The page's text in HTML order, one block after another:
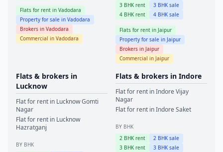
Flats for rent in Vadodara
Property for sale in Vadodara
Brokers in Vadodara
Commercial in Vadodara
3 BHK rent 3 BHK sale
4 BHK rent 4 BHK sale
Flats for rent in Jaipur
Property for sale in Jaipur
Brokers in Jaipur
Commercial in Jaipur
Flats & brokers in
Lucknow
Flat for rent in LucknowGomti
Nagar
Flat for rent in Lucknow
Hazratganj
BY BHK
Flats & brokers in Indore
Flat for rent inIndoreVijay
Nagar
Flat for rent inIndoreSaket
BY BHK
2 BHK rent 2 BHK sale
3 BHK rent 3 BHK sale